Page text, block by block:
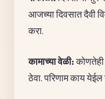
आजच्या दिवसात दैवी
करा.
कामाच्या वेळी:कोणतेही
ठेवा. परिणाम काय